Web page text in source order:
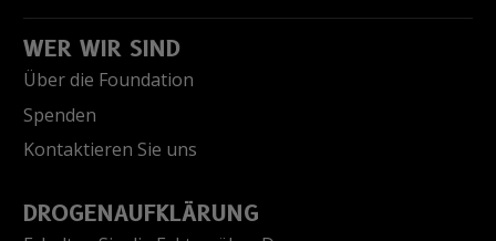
WER WIR SIND
Über die Foundation
Spenden
Kontaktieren Sie uns
DROGENAUFKLÄRUNG